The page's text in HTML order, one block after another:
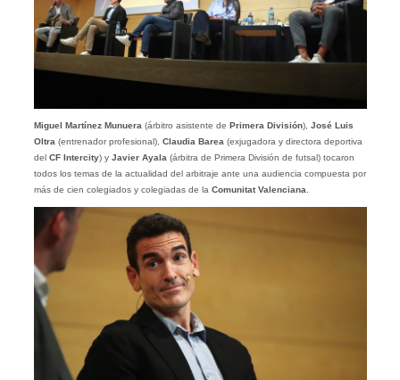
Miguel Martínez Munuera(árbitro asistente de Primera División), José Luis
Oltra(entrenador profesional), Claudia Barea(exjugadora y directora deportiva
del CF Intercity) yJavier Ayala(árbitra de Primera División de futsal) tocaron
todos los temas de la actualidad del arbitraje ante una audiencia compuesta por
más de cien colegiados y colegiadas de la Comunitat Valenciana.